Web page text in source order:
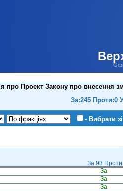
про Проект Закону про внесення
За:245 Проти:0
- Вибрати
За:93
За
За
За